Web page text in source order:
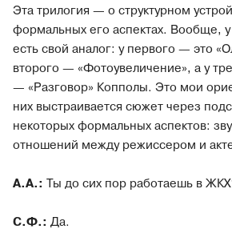
Эта трилогия — о структурном
формальных его аспектах. Вообще,
есть свой аналог: у первого — это
второго — «Фотоувеличение», а у
— «Разговор» Копполы. Это мои
них выстраивается сюжет через
некоторых формальных аспектов:
отношений между режиссером и
А.А.: Ты до сих пор работаешь в
С.Ф.: Да.